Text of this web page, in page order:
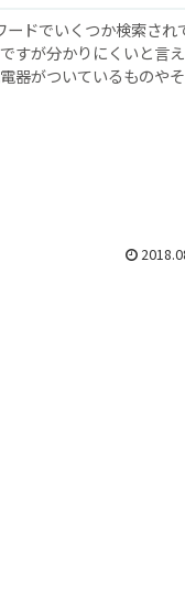
ドでいくつか検索され
すが分かりにくいと言
器がついているものや